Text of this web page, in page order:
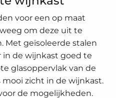
voor een op maat
om deze uit te
Met geïsoleerde stalen
de wijnkast goed te
glasoppervlak van de
zicht in de wijnkast.
de mogelijkheden.